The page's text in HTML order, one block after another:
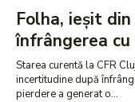
Folha, ieșit
înfrângerea cu
Starea curentă la CFR
incertitudine după
pierdere a generat o...